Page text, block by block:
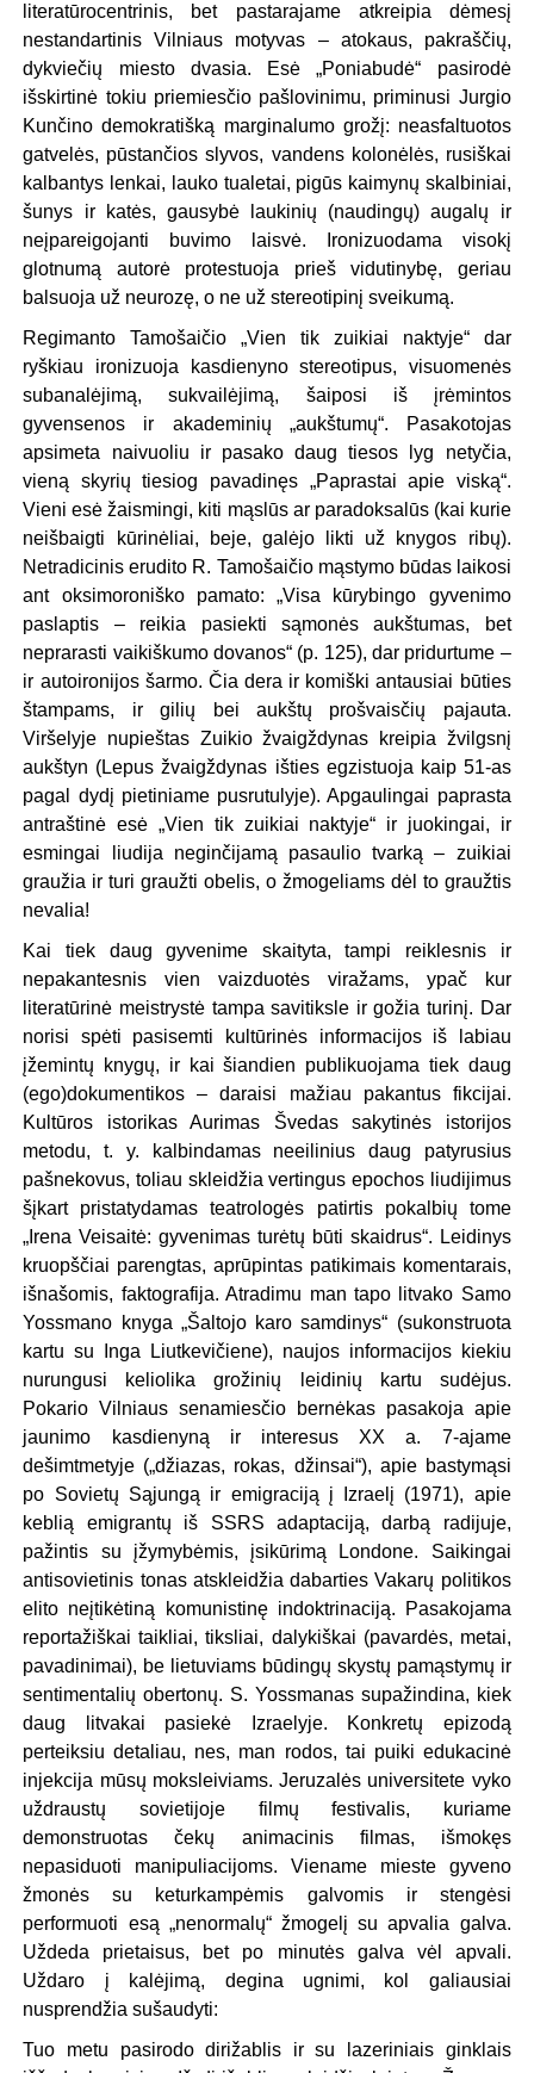
literatūrocentrinis, bet pastarajame atkreipia dėmesį
nestandartinis Vilniaus motyvas – atokaus, pakraščių,
dykviečių miesto dvasia. Esė „Poniabudė“ pasirodė
išskirtinė tokiu priemiesčio pašlovinimu, priminusi Jurgio
Kunčino demokratišką marginalumo grožį: neasfaltuotos
gatvelės, pūstančios slyvos, vandens kolonėlės, rusiškai
kalbantys lenkai, lauko tualetai, pigūs kaimynų skalbiniai,
šunys ir katės, gausybė laukinių (naudingų) augalų ir
neįpareigojanti buvimo laisvė. Ironizuodama visokį
glotnumą autorė protestuoja prieš vidutinybę, geriau
balsuoja už neurozę, o ne už stereotipinį sveikumą.
Regimanto Tamošaičio „Vien tik zuikiai naktyje“ dar
ryškiau ironizuoja kasdienyno stereotipus, visuomenės
subanalėjimą, sukvailėjimą, šaiposi iš įrėmintos
gyvensenos ir akademinių „aukštumų“. Pasakotojas
apsimeta naivuoliu ir pasako daug tiesos lyg netyčia,
vieną skyrių tiesiog pavadinęs „Paprastai apie viską“.
Vieni esė žaismingi, kiti mąslūs ar paradoksalūs (kai kurie
neišbaigti kūrinėliai, beje, galėjo likti už knygos ribų).
Netradicinis erudito R. Tamošaičio mąstymo būdas laikosi
ant oksimoroniško pamato: „Visa kūrybingo gyvenimo
paslaptis – reikia pasiekti sąmonės aukštumas, bet
neprarasti vaikiškumo dovanos“ (p. 125), dar pridurtume –
ir autoironijos šarmo. Čia dera ir komiški antausiai būties
štampams, ir gilių bei aukštų prošvaisčių pajauta.
Viršelyje nupieštas Zuikio žvaigždynas kreipia žvilgsnį
aukštyn (Lepus žvaigždynas išties egzistuoja kaip 51-as
pagal dydį pietiniame pusrutulyje). Apgaulingai paprasta
antraštinė esė „Vien tik zuikiai naktyje“ ir juokingai, ir
esmingai liudija neginčijamą pasaulio tvarką – zuikiai
graužia ir turi graužti obelis, o žmogeliams dėl to graužtis
nevalia!
Kai tiek daug gyvenime skaityta, tampi reiklesnis ir
nepakantesnis vien vaizduotės viražams, ypač kur
literatūrinė meistrystė tampa savitiksle ir gožia turinį. Dar
norisi spėti pasisemti kultūrinės informacijos iš labiau
įžemintų knygų, ir kai šiandien publikuojama tiek daug
(ego)dokumentikos – daraisi mažiau pakantus fikcijai.
Kultūros istorikas Aurimas Švedas sakytinės istorijos
metodu, t. y. kalbindamas neeilinius daug patyrusius
pašnekovus, toliau skleidžia vertingus epochos liudijimus
šįkart pristatydamas teatrologės patirtis pokalbių tome
„Irena Veisaitė: gyvenimas turėtų būti skaidrus“. Leidinys
kruopščiai parengtas, aprūpintas patikimais komentarais,
išnašomis, faktografija. Atradimu man tapo litvako Samo
Yossmano knyga „Šaltojo karo samdinys“ (sukonstruota
kartu su Inga Liutkevičiene), naujos informacijos kiekiu
nurungusi keliolika grožinių leidinių kartu sudėjus.
Pokario Vilniaus senamiesčio bernėkas pasakoja apie
jaunimo kasdienyną ir interesus XX a. 7-ajame
dešimtmetyje („džiazas, rokas, džinsai“), apie bastymąsi
po Sovietų Sąjungą ir emigraciją į Izraelį (1971), apie
keblią emigrantų iš SSRS adaptaciją, darbą radijuje,
pažintis su įžymybėmis, įsikūrimą Londone. Saikingai
antisovietinis tonas atskleidžia dabarties Vakarų politikos
elito neįtikėtiną komunistinę indoktrinaciją. Pasakojama
reportažiškai taikliai, tiksliai, dalykiškai (pavardės, metai,
pavadinimai), be lietuviams būdingų skystų pamąstymų ir
sentimentalių obertonų. S. Yossmanas supažindina, kiek
daug litvakai pasiekė Izraelyje. Konkretų epizodą
perteiksiu detaliau, nes, man rodos, tai puiki edukacinė
injekcija mūsų moksleiviams. Jeruzalės universitete vyko
uždraustų sovietijoje filmų festivalis, kuriame
demonstruotas čekų animacinis filmas, išmokęs
nepasiduoti manipuliacijoms. Viename mieste gyveno
žmonės su keturkampėmis galvomis ir stengėsi
performuoti esą „nenormalų“ žmogelį su apvalia galva.
Uždeda prietaisus, bet po minutės galva vėl apvali.
Uždaro į kalėjimą, degina ugnimi, kol galiausiai
nusprendžia sušaudyti:
Tuo metu pasirodo dirižablis ir su lazeriniais ginklais